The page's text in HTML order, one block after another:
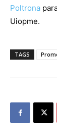
Poltrona
Uiopme.
TAGS